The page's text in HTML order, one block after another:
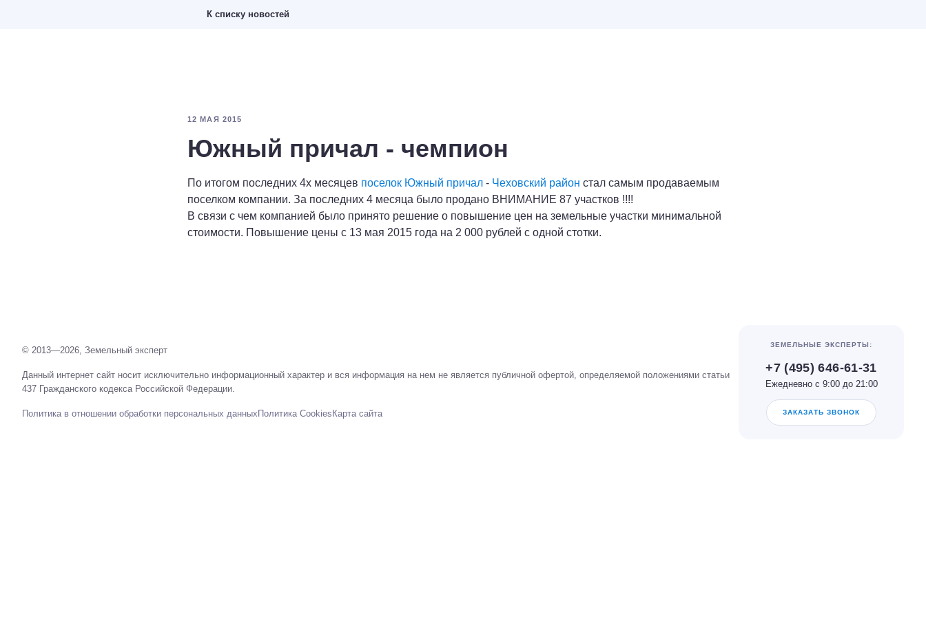
К списку новостей
12 МАЯ 2015
Южный причал - чемпион
По итогом последних 4х месяцев поселок Южный причал - Чеховский район стал самым продаваемым
поселком компании. За последних 4 месяца было продано ВНИМАНИЕ 87 участков !!!!
В связи с чем компанией было принято решение о повышение цен на земельные участки минимальной
стоимости. Повышение цены с 13 мая 2015 года на 2 000 рублей с одной стотки.
© 2013—2026, Земельный эксперт
Данный интернет сайт носит исключительно информационный характер и вся информация на нем не является публичной офертой, определяемой положениями статьи
437 Гражданского кодекса Российской Федерации.
Политика в отношении обработки персональных данных Политика Cookies Карта сайта
ЗЕМЕЛЬНЫЕ ЭКСПЕРТЫ:
+7 (495) 646-61-31
Ежедневно с 9:00 до 21:00
ЗАКАЗАТЬ ЗВОНОК